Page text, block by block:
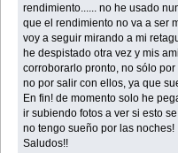
rendimiento...... no he usado
que el rendimiento no va a ser
voy a seguir mirando a mi
he despistado otra vez y mis
corroborarlo pronto, no sólo
no por salir con ellos, ya que
En fin! de momento solo he
ir subiendo fotos a ver si esto
no tengo sueño por las noches!
Saludos!!